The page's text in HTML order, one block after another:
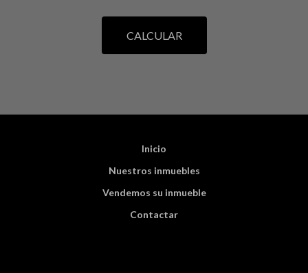
CALCULAR
Inicio
Nuestros inmuebles
Vendemos su inmueble
Contactar